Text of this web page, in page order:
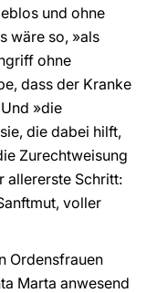
und ohne
wäre so, »als
ohne
dass der Kranke
»die
die dabei hilft,
Zurechtweisung
allererste Schritt:
voller
Ordensfrauen
Marta anwesend